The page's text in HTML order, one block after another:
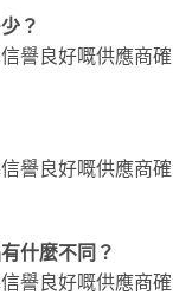
？
譽良好嘅供應商確
譽良好嘅供應商確
什麼不同？
譽良好嘅供應商確